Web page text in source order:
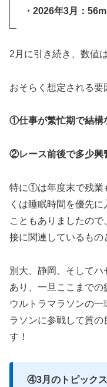
・2026年3月：
2月に引き続き、数値
おそらく想定される要
①仕事が繁忙期で結構
②レース前後で多少興
特に①は年度末で残業
くは睡眠時間を優先
こともありましたの
接に関連しているもの
別大、静岡、そして
あり、一旦ここまでの
ウルトラマラソンの
ラソンに参戦して質
す！
④3月のトピックス